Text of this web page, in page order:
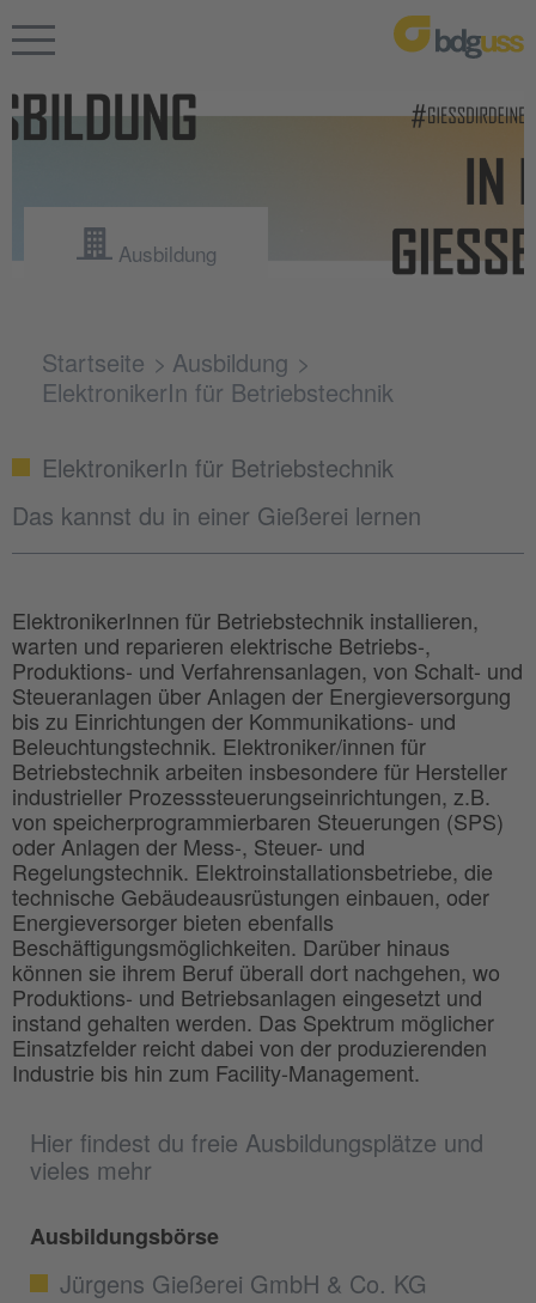
Ausbildung
Startseite
Ausbildung
ElektronikerIn für Betriebstechnik
Hier findest du freie Ausbildungsplätze und
vieles mehr
Ausbildungsbörse
Jürgens Gießerei GmbH & Co. KG
ElektronikerIn für Betriebstechnik
Das kannst du in einer Gießerei lernen
ElektronikerInnen für Betriebstechnik installieren,
warten und reparieren elektrische Betriebs-,
Produktions- und Verfahrensanlagen, von Schalt- und
Steueranlagen über Anlagen der Energieversorgung
bis zu Einrichtungen der Kommunikations- und
Beleuchtungstechnik. Elektroniker/innen für
Betriebstechnik arbeiten insbesondere für Hersteller
industrieller Prozesssteuerungseinrichtungen, z.B.
von speicherprogrammierbaren Steuerungen (SPS)
oder Anlagen der Mess-, Steuer- und
Regelungstechnik. Elektroinstallationsbetriebe, die
technische Gebäudeausrüstungen einbauen, oder
Energieversorger bieten ebenfalls
Beschäftigungsmöglichkeiten. Darüber hinaus
können sie ihrem Beruf überall dort nachgehen, wo
Produktions- und Betriebsanlagen eingesetzt und
instand gehalten werden. Das Spektrum möglicher
Einsatzfelder reicht dabei von der produzierenden
Industrie bis hin zum Facility-Management.